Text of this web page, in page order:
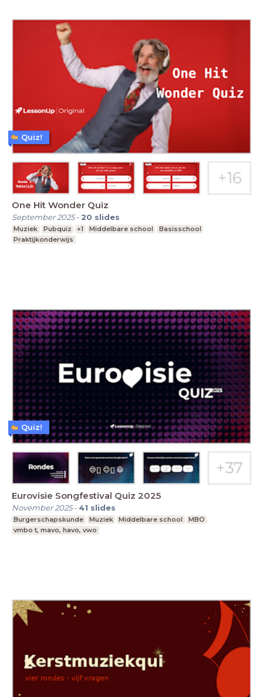
One Hit Wonder Quiz
September 2025- 20 slides
Muziek Pubquiz +1 Middelbare school
Basisschool
Praktijkonderwijs
Quiz!
Eurovisie Songfestival Quiz 2025
November 2025- 41 slides
Burgerschapskunde Muziek Middelbare school
MBO
vmbo t, mavo, havo, vwo
Quiz!